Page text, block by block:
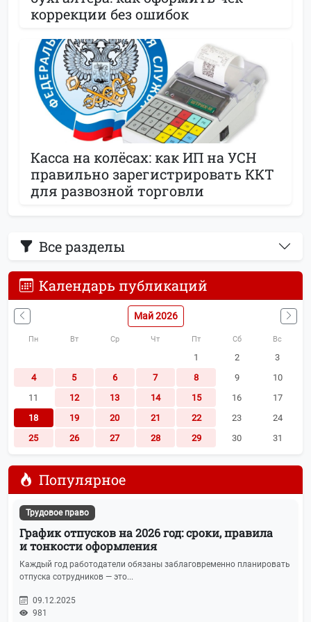
Все разделы
Календарь публикаций
Май 2026
Пн Вт Ср Чт Пт Сб Вс
1 2
3
4
5 6 7 8 9
10
11
12 13 14 15 16
17
18
19 20 21 22 23
24
25
26 27 28 29 30 31
Популярное
Трудовое право
График отпусков на 2026 год: сроки, правила
и тонкости оформления
Каждый год работодатели обязаны заблаговременно планировать
отпуска сотрудников — это...
09.12.2025
981
коррекции без ошибок
Касса на колёсах: как ИП на УСН
правильно зарегистрировать ККТ
для развозной торговли